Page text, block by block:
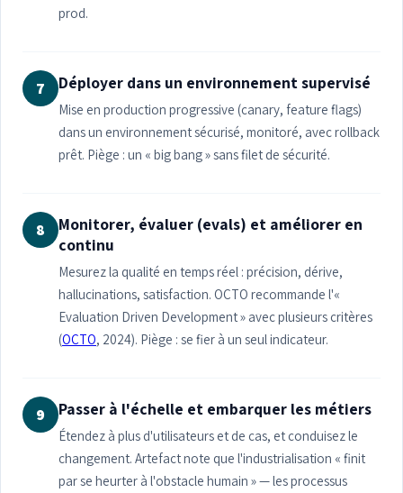
prod.
7 Déployer dans un environnement supervisé
Mise en production progressive (canary, feature flags)
dans un environnement sécurisé, monitoré, avec rollback
prêt. Piège : un « big bang » sans filet de sécurité.
8
Monitorer, évaluer (evals) et améliorer en
continu
Mesurez la qualité en temps réel : précision, dérive,
hallucinations, satisfaction. OCTO recommande l'«
Evaluation Driven Development » avec plusieurs critères
(OCTO, 2024). Piège : se fier à un seul indicateur.
9 Passer à l'échelle et embarquer les métiers
Étendez à plus d'utilisateurs et de cas, et conduisez le
changement. Artefact note que l'industrialisation « finit
par se heurter à l'obstacle humain » — les processus